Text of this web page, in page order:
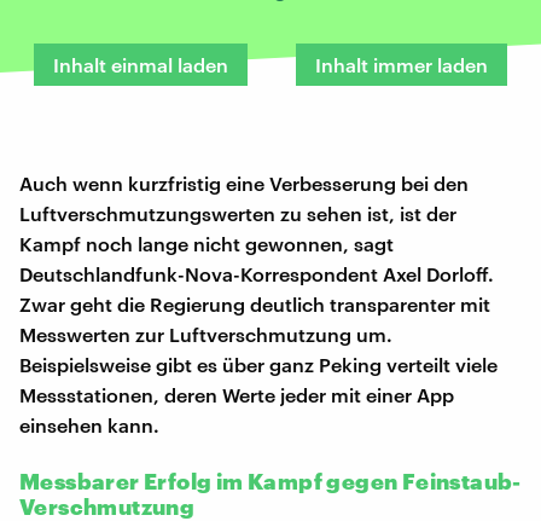
Inhalt einmal laden Inhalt immer laden
Auch wenn kurzfristig eine Verbesserung bei den
Luftverschmutzungswerten zu sehen ist, ist der
Kampf noch lange nicht gewonnen, sagt
Deutschlandfunk-Nova-Korrespondent Axel Dorloff.
Zwar geht die Regierung deutlich transparenter mit
Messwerten zur Luftverschmutzung um.
Beispielsweise gibt es über ganz Peking verteilt viele
Messstationen, deren Werte jeder mit einer App
einsehen kann.
Messbarer Erfolg im Kampf gegen Feinstaub-
Verschmutzung